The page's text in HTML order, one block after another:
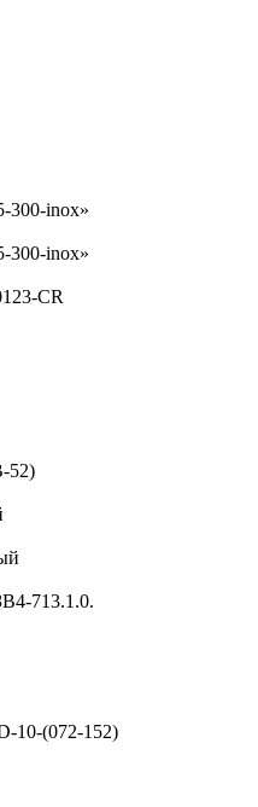
300-inox»
300-inox»
CR
52)
713.1.0.
10-(072-152)